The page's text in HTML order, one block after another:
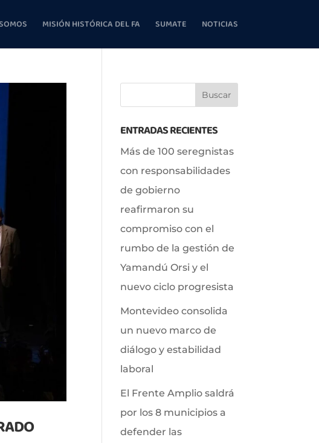
MISIÓN HISTÓRICA DEL FA SUMATE NOTICIAS
ENTRADAS RECIENTES
Más de 100 seregnistas
con responsabilidades
de gobierno
reafirmaron su
compromiso con el
rumbo de la gestión de
Yamandú Orsi y el
nuevo ciclo progresista
Montevideo consolida
un nuevo marco de
diálogo y estabilidad
laboral
El Frente Amplio saldrá
por los 8 municipios a
defender las